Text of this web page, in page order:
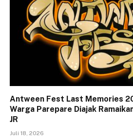
Antween Fest Last Memories
Warga Parepare Diajak
JR
Juli 18, 2026